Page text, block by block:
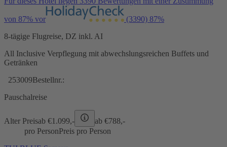
von 87% vor (3390) 87%
8-tägige Flugreise, DZ inkl. AI
All Inclusive Verpflegung mit abwechslungsreichen Buffets und
Getränken
253009Bestellnr.:
Pauschalreise
Alter Preisab €1.099,- ab €788,-
pro PersonPreis pro Person